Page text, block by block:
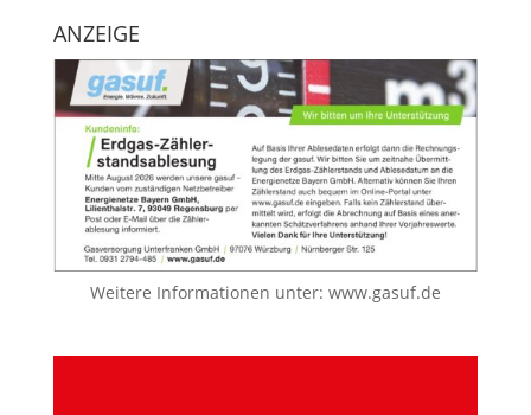
ANZEIGE
Weitere Informationen unter: www.gasuf.de